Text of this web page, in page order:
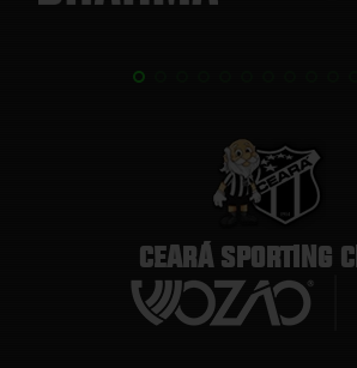
CEARÁ SPORTING